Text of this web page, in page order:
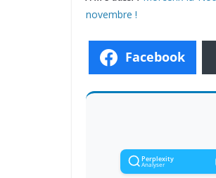
novembre !
Facebook
Perplexity
Analyser